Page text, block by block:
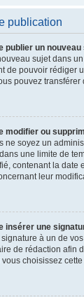
publication
publier un
sujet dans
de pouvoir rédiger
pouvez
modifier ou
ne soyez un
une limite de
contenant la date
leur
insérer une
à un de
de rédaction afin
vous choisissez